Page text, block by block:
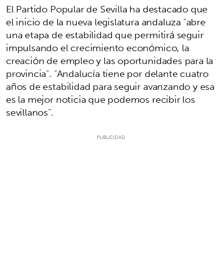
El Partido Popular de Sevilla ha destacado que
el inicio de la nueva legislatura andaluza "abre
una etapa de estabilidad que permitirá seguir
impulsando el crecimiento económico, la
creación de empleo y las oportunidades para la
provincia". “Andalucía tiene por delante cuatro
años de estabilidad para seguir avanzando y esa
es la mejor noticia que podemos recibir los
sevillanos”.